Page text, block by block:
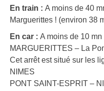
En train : A moins de 40
Marguerittes ! (environ 38
En car : A moins de 10 mn
MARGUERITTES – La
Cet arrêt est situé sur les
NIMES
PONT SAINT-ESPRIT –